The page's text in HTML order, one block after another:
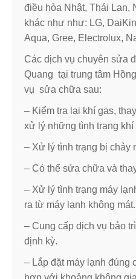
điều hòa Nhật, Thái Lan,
khác như như: LG,
Aqua, Gree, Electrolux,
Các dịch vụ chuyên sửa
Quang tại trung tâm
vụ sửa chữa sau:
– Kiểm tra lại khí gas,
xử lý những tình trạng khí
– Xử lý tình trạng bị chảy
– Có thể sửa chữa và
– Xử lý tình trạng máy
ra từ máy lạnh không mát.
– Cung cấp dịch vụ bảo
định kỳ.
– Lắp đặt máy lạnh đúng